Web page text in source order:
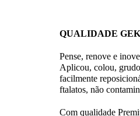
QUALIDADE
Pense, renove e
Aplicou, colou,
facilmente
ftalatos, não
Com qualidade